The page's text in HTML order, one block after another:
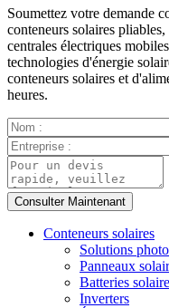
Soumettez votre demande
conteneurs solaires
centrales électriques
technologies d'énergie
conteneurs solaires et
heures.
Conteneurs solaires
Solutions
Panneaux
Batteries
Inverters